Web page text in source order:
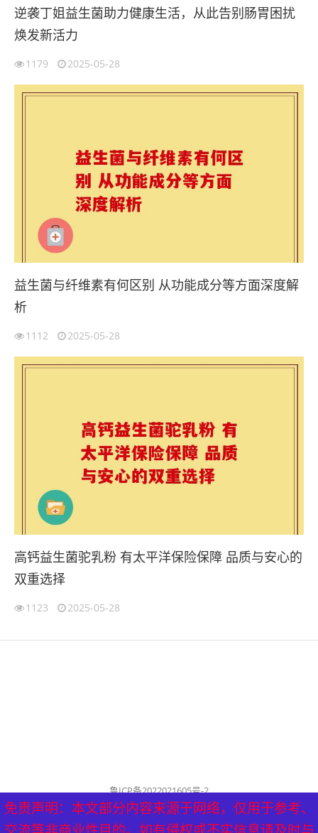
逆袭丁姐益生菌助力健康生活，从此告别肠胃困扰
焕发新活力
1179 2025-05-28
益生菌与纤维素有何区别 从功能成分等方面深度解
析
1112 2025-05-28
高钙益生菌驼乳粉 有太平洋保险保障 品质与安心的
双重选择
1123 2025-05-28
免责声明：本文部分内容来源于网络，仅用于参考、
鲁ICP备2022021605号-2
公司名称：历城泰山健康管理中心
历城泰山健康管理中心 版权所有（删稿联系邮箱：
免责声明：本文部分内容来源于网络，仅用于参考、